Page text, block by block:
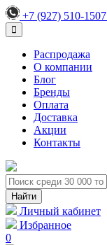
+7 (927) 510-1507
Распродажа
О компании
Блог
Бренды
Оплата
Доставка
Акции
Контакты
Личный кабинет
Избранное
0